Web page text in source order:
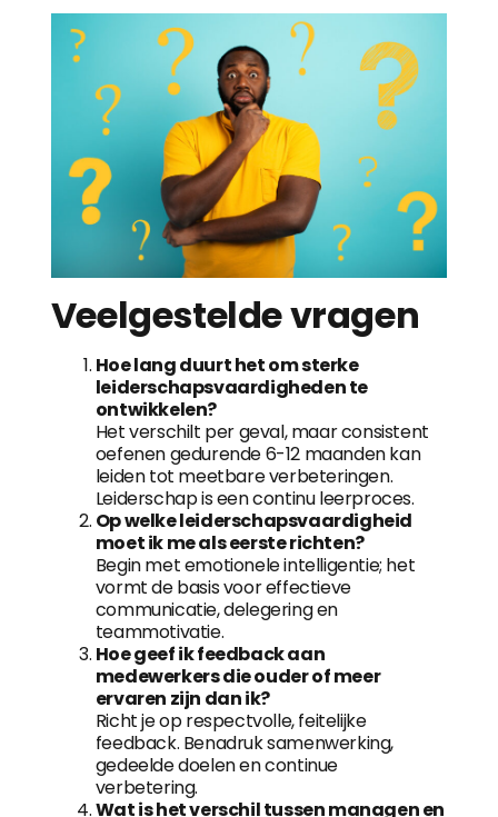
Veelgestelde vragen
Hoe lang duurt het om sterke
leiderschapsvaardigheden te
ontwikkelen?
Het verschilt per geval, maar consistent
oefenen gedurende 6-12 maanden kan
leiden tot meetbare verbeteringen.
Leiderschap is een continu leerproces.
Op welke leiderschapsvaardigheid
moet ik me als eerste richten?
Begin met emotionele intelligentie; het
vormt de basis voor effectieve
communicatie, delegering en
teammotivatie.
Hoe geef ik feedback aan
medewerkers die ouder of meer
ervaren zijn dan ik?
Richt je op respectvolle, feitelijke
feedback. Benadruk samenwerking,
gedeelde doelen en continue
verbetering.
Wat is het verschil tussen managen en